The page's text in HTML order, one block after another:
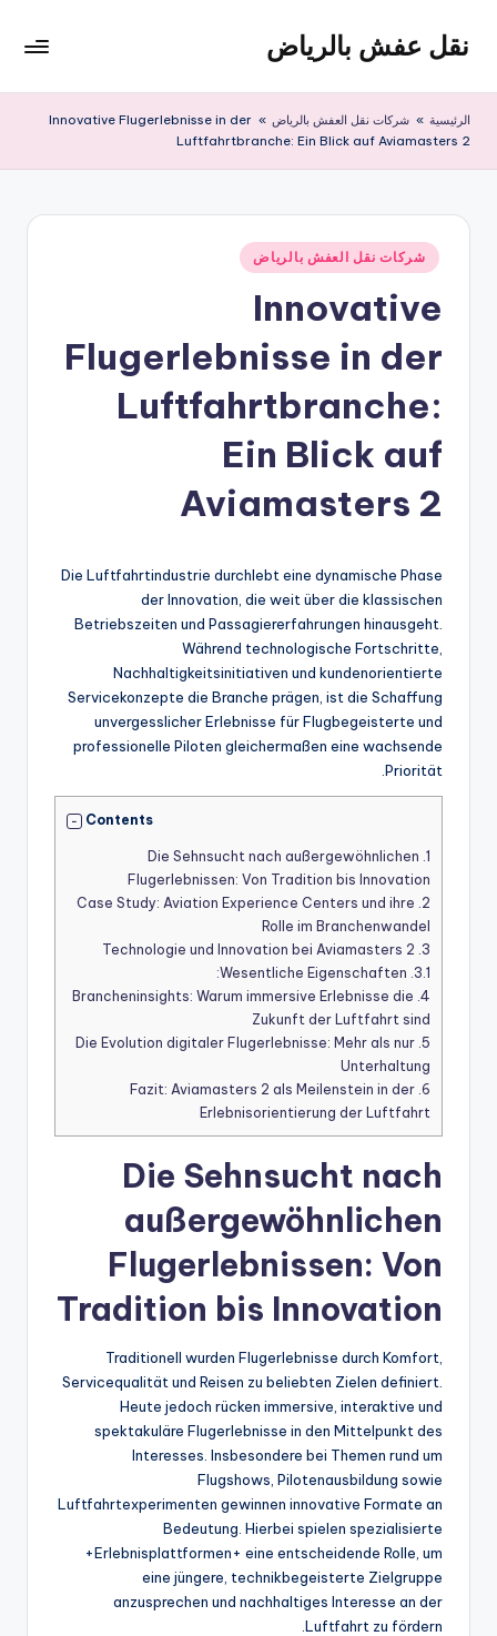
التجاوز
المحتوى
نقل عفش بالرياض
عفش
ريال
الرئيسية » شركات نقل العفش بالرياض »
Innovative Flugerlebnisse in der
Luftfahrtbranche: Ein Blick auf Aviamasters 2
نُشر
في
شركات نقل العفش بالرياض
Innovative
Flugerlebnisse in der
Luftfahrtbranche:
Ein Blick auf
Aviamasters 2
Die Luftfahrtindustrie durchlebt eine dynamische Phase
der Innovation, die weit über die klassischen
Betriebszeiten und Passagiererfahrungen hinausgeht.
Während technologische Fortschritte,
Nachhaltigkeitsinitiativen und kundenorientierte
Servicekonzepte die Branche prägen, ist die Schaffung
unvergesslicher Erlebnisse für Flugbegeisterte und
professionelle Piloten gleichermaßen eine wachsende
Priorität.
Contents
1.
Die Sehnsucht nach außergewöhnlichen
Flugerlebnissen: Von Tradition bis Innovation
2.
Case Study: Aviation Experience Centers und ihre
Rolle im Branchenwandel
3.
3.1.
4.
Brancheninsights: Warum immersive Erlebnisse die
Zukunft der Luftfahrt sind
5.
Die Evolution digitaler Flugerlebnisse: Mehr als nur
Unterhaltung
6.
Fazit: Aviamasters 2 als Meilenstein in der
Erlebnisorientierung der Luftfahrt
Die Sehnsucht nach
außergewöhnlichen
Flugerlebnissen: Von
Tradition bis Innovation
Traditionell wurden Flugerlebnisse durch Komfort,
Servicequalität und Reisen zu beliebten Zielen definiert.
Heute jedoch rücken immersive, interaktive und
spektakuläre Flugerlebnisse in den Mittelpunkt des
Interesses. Insbesondere bei Themen rund um
Flugshows, Pilotenausbildung sowie
Luftfahrtexperimenten gewinnen innovative Formate an
Bedeutung. Hierbei spielen spezialisierte
+Erlebnisplattformen+ eine entscheidende Rolle, um
eine jüngere, technikbegeisterte Zielgruppe
anzusprechen und nachhaltiges Interesse an der
Luftfahrt zu fördern.